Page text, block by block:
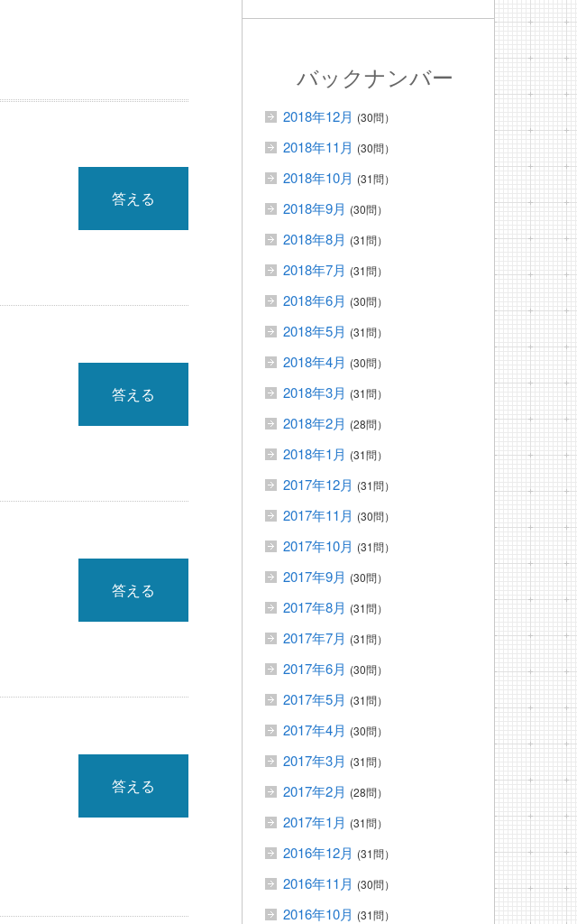
答える
答える
答える
答える
バックナンバー
2018年12月 (30問）
2018年11月 (30問）
2018年10月 (31問）
2018年9月 (30問）
2018年8月 (31問）
2018年7月 (31問）
2018年6月 (30問）
2018年5月 (31問）
2018年4月 (30問）
2018年3月 (31問）
2018年2月 (28問）
2018年1月 (31問）
2017年12月 (31問）
2017年11月 (30問）
2017年10月 (31問）
2017年9月 (30問）
2017年8月 (31問）
2017年7月 (31問）
2017年6月 (30問）
2017年5月 (31問）
2017年4月 (30問）
2017年3月 (31問）
2017年2月 (28問）
2017年1月 (31問）
2016年12月 (31問）
2016年11月 (30問）
2016年10月 (31問）